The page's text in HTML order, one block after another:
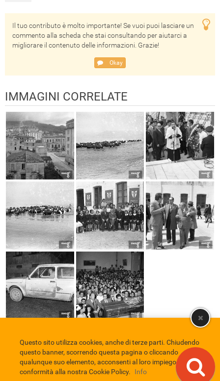
Il tuo contributo è molto importante! Se vuoi puoi lasciare un
commento alla scheda che stai consultando per aiutarci a
migliorare il contenuto delle informazioni. Grazie!
Okay
IMMAGINI CORRELATE
Comune di Eboli Servizio Bibliotecario Nazionale
Privacy policy
Credits
EBAD
Questo sito utilizza cookies, anche di terze parti. Chiudendo
questo banner, scorrendo questa pagina o cliccando
qualunque suo elemento, acconsenti al loro impiego in
conformità alla nostra Cookie Policy.
Info